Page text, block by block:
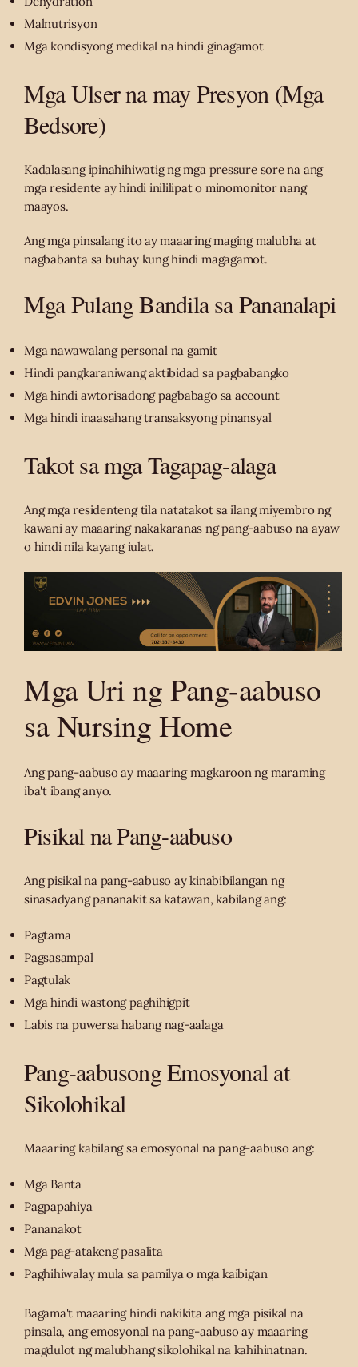
Malnutrisyon
Mga kondisyong medikal na hindi ginagamot
Mga Ulser na may Presyon (Mga
Bedsore)
Kadalasang ipinahihiwatig ng mga pressure sore na ang
mga residente ay hindi inililipat o minomonitor nang
maayos.
Ang mga pinsalang ito ay maaaring maging malubha at
nagbabanta sa buhay kung hindi magagamot.
Mga Pulang Bandila sa Pananalapi
Mga nawawalang personal na gamit
Hindi pangkaraniwang aktibidad sa pagbabangko
Mga hindi awtorisadong pagbabago sa account
Mga hindi inaasahang transaksyong pinansyal
Takot sa mga Tagapag-alaga
Ang mga residenteng tila natatakot sa ilang miyembro ng
kawani ay maaaring nakakaranas ng pang-aabuso na ayaw
o hindi nila kayang iulat.
Mga Uri ng Pang-aabuso
sa Nursing Home
Ang pang-aabuso ay maaaring magkaroon ng maraming
iba't ibang anyo.
Pisikal na Pang-aabuso
Ang pisikal na pang-aabuso ay kinabibilangan ng
sinasadyang pananakit sa katawan, kabilang ang:
Pagtama
Pagsasampal
Pagtulak
Mga hindi wastong paghihigpit
Labis na puwersa habang nag-aalaga
Pang-aabusong Emosyonal at
Sikolohikal
Maaaring kabilang sa emosyonal na pang-aabuso ang:
Mga Banta
Pagpapahiya
Pananakot
Mga pag-atakeng pasalita
Paghihiwalay mula sa pamilya o mga kaibigan
Bagama't maaaring hindi nakikita ang mga pisikal na
pinsala, ang emosyonal na pang-aabuso ay maaaring
magdulot ng malubhang sikolohikal na kahihinatnan.